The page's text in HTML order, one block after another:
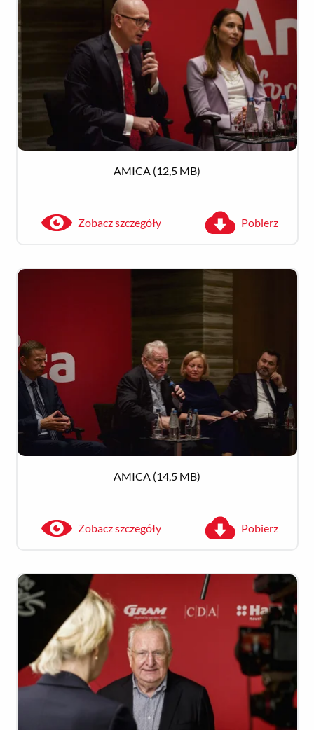
AMICA (12,5 MB)
Zobacz szczegóły Pobierz
Zobacz szczegóły Pobierz
AMICA (14,5 MB)
Zobacz szczegóły Pobierz
Zobacz szczegóły Pobierz
Zobacz szczegóły